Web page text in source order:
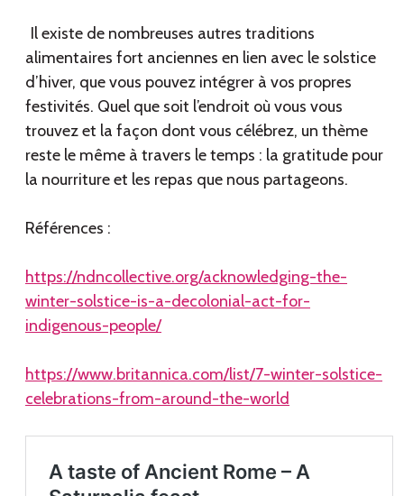
Il existe de nombreuses autres traditions
alimentaires fort anciennes en lien avec le solstice
d’hiver, que vous pouvez intégrer à vos propres
festivités. Quel que soit l’endroit où vous vous
trouvez et la façon dont vous célébrez, un thème
reste le même à travers le temps : la gratitude pour
la nourriture et les repas que nous partageons.
Références :
https://ndncollective.org/acknowledging-the-
winter-solstice-is-a-decolonial-act-for-
indigenous-people/
https://www.britannica.com/list/7-winter-solstice-
celebrations-from-around-the-world